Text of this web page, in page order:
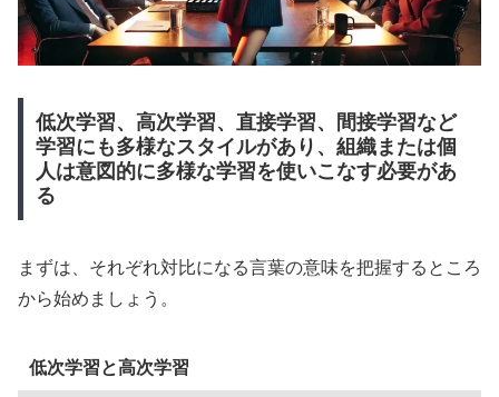
低次学習、高次学習、直接学習、間接学習など
学習にも多様なスタイルがあり、組織または個
人は意図的に多様な学習を使いこなす必要があ
る
まずは、それぞれ対比になる言葉の意味を把握するところ
から始めましょう。
低次学習と高次学習